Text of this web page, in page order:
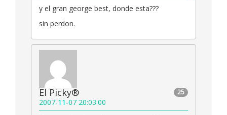
y el gran george best, donde esta???
sin perdon.
25
El Picky®
2007-11-07 20:03:00